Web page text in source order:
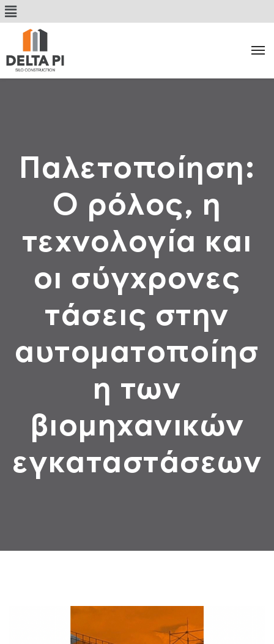
Παλετοποίηση:
Ο ρόλος, η
τεχνολογία και
οι σύγχρονες
τάσεις στην
αυτοματοποίησ
η των
βιομηχανικών
εγκαταστάσεων